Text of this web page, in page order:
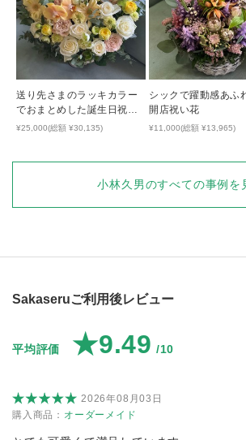
送り先さまのラッキカラー
でおまとめした誕生日祝い
のアレンジ
¥25,000(総額 ¥30,135)
シックで躍動感あふ
開店祝い花
¥11,000(総額 ¥13,965)
小林久男のすべての事例を
Sakaseruご利用後レビュー
平均評価 ★9.49 /10
2026年08月03日
購入商品： オーダーメイド